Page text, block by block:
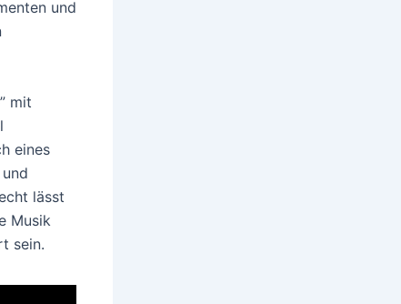
und
mit
eines
lässt
Musik
sein.